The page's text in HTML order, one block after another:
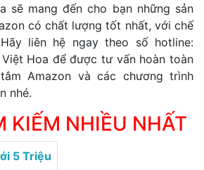
sẽ mang đến cho bạn những sản
có chất lượng tốt nhất, với chế
liên hệ ngay theo số hotline:
Hoa để được tư vấn hoàn toàn
Amazon và các chương trình
nhé.
KIẾM NHIỀU NHẤT
5 Triệu